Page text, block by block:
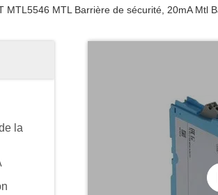
MTL5546 MTL Barrière de sécurité, 20mA Mtl
la